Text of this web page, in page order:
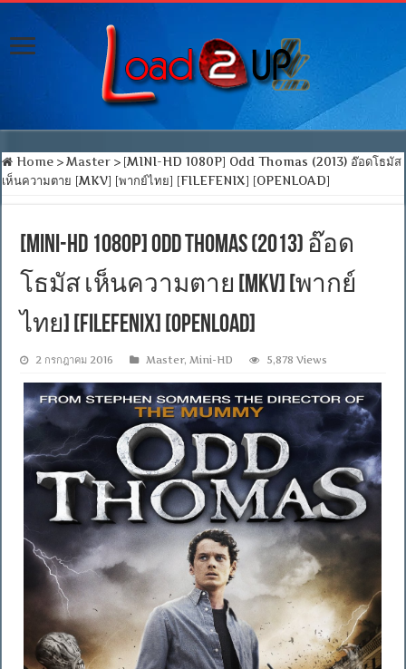
Home > Master > [MINI-HD 1080P] Odd Thomas (2013) อ๊อดโธมัส
เห็นความตาย [MKV] [พากย์ไทย] [FILEFENIX] [OPENLOAD]
[MINI-HD 1080P] Odd Thomas (2013) อ๊อด
โธมัส เห็นความตาย [MKV] [พากย์
ไทย] [FILEFENIX] [OPENLOAD]
2 กรกฎาคม 2016 Master,Mini-HD 5,878 Views